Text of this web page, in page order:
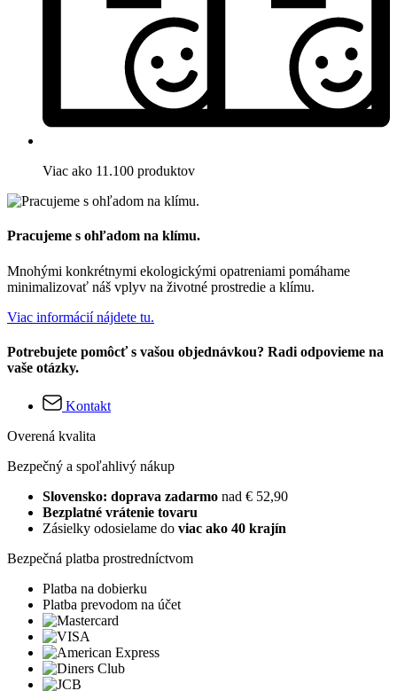
Viac ako 11.100 produktov
Pracujeme s ohľadom na klímu.
Mnohými konkrétnymi ekologickými opatreniami pomáhame
minimalizovať náš vplyv na životné prostredie a klímu.
Viac informácií nájdete tu.
Potrebujete pomôcť s vašou objednávkou? Radi odpovieme na
vaše otázky.
Kontakt
Overená kvalita
Bezpečný a spoľahlivý nákup
Slovensko: doprava zadarmo nad € 52,90
Bezplatné vrátenie tovaru
Zásielky odosielame do viac ako 40 krajín
Bezpečná platba prostredníctvom
Platba na dobierku
Platba prevodom na účet